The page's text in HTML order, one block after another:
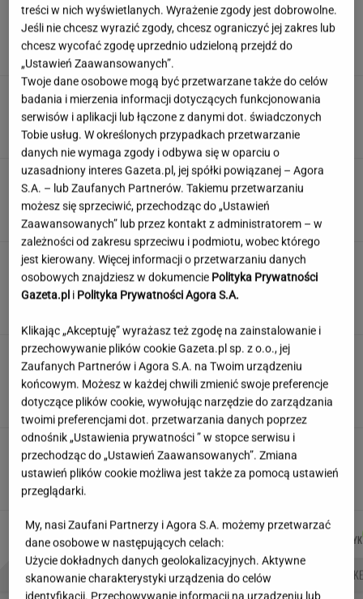
Czy Krupa popiera Trumpa? Wyjawiła prawdę o
relacji z Tarczyńskim
Oglądasz polskie seriale? Tym razem pytamy
o piosenki z czołówek
Wisiał kilka dni "uwięziony" w bilboardzie
metry nad ziemią. "Utknąłem tu"
Second home nad morzem zyskuje na
popularności. Coraz więcej osób wybiera ten
model inwestowania
"Wiem, kto ma jakie lęki,
halucynacje, znam PESEL-e". Tajemnice
pacjentów słyszy cała stołówka
SUBSKRYPCJA
Włoch i Hiszpan mówią o życiu w Polsce. "Nie
chcę wracać"
Autorzy:
KACPER
KOLIBABSKI
JOANNA
CHOJNACKA
DOMINIK
MACIEK
KUCHARCZYK
NAJWIĘKSZA JASKINIA ŚWIATA BIAŁE LINIE NA SWOICH OKNACH ATAK
treści w nich wyświetlanych. Wyrażenie zgody jest dobrowolne.
Jeśli nie chcesz wyrazić zgody, chcesz ograniczyć jej zakres lub
chcesz wycofać zgodę uprzednio udzieloną przejdź do
„Ustawień Zaawansowanych”.
Twoje dane osobowe mogą być przetwarzane także do celów
badania i mierzenia informacji dotyczących funkcjonowania
serwisów i aplikacji lub łączone z danymi dot. świadczonych
Tobie usług. W określonych przypadkach przetwarzanie
danych nie wymaga zgody i odbywa się w oparciu o
uzasadniony interes Gazeta.pl, jej spółki powiązanej – Agora
S.A. – lub Zaufanych Partnerów. Takiemu przetwarzaniu
możesz się sprzeciwić, przechodząc do „Ustawień
Zaawansowanych” lub przez kontakt z administratorem – w
zależności od zakresu sprzeciwu i podmiotu, wobec którego
jest kierowany. Więcej informacji o przetwarzaniu danych
osobowych znajdziesz w dokumencie Polityka Prywatności
Gazeta.pl i Polityka Prywatności Agora S.A.
Klikając „Akceptuję” wyrażasz też zgodę na zainstalowanie i
przechowywanie plików cookie Gazeta.pl sp. z o.o., jej
Zaufanych Partnerów i Agora S.A. na Twoim urządzeniu
końcowym. Możesz w każdej chwili zmienić swoje preferencje
dotyczące plików cookie, wywołując narzędzie do zarządzania
twoimi preferencjami dot. przetwarzania danych poprzez
odnośnik „Ustawienia prywatności ” w stopce serwisu i
przechodząc do „Ustawień Zaawansowanych”. Zmiana
ustawień plików cookie możliwa jest także za pomocą ustawień
przeglądarki.
My, nasi Zaufani Partnerzy i Agora S.A. możemy przetwarzać
dane osobowe w następujących celach:
Użycie dokładnych danych geolokalizacyjnych. Aktywne
skanowanie charakterystyki urządzenia do celów
identyfikacji. Przechowywanie informacji na urządzeniu lub